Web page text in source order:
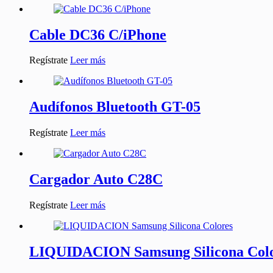
Cable DC36 C/iPhone
Regístrate Leer más
Audífonos Bluetooth GT-05
Regístrate Leer más
Cargador Auto C28C
Regístrate Leer más
LIQUIDACION Samsung Silicona